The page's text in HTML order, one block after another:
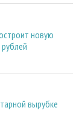
новую
вырубке